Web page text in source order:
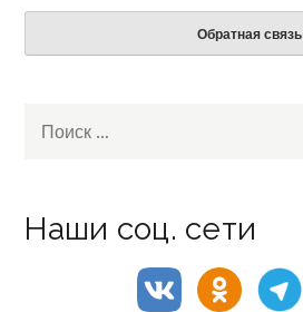
Обратная связь
Search
Наши соц. сети